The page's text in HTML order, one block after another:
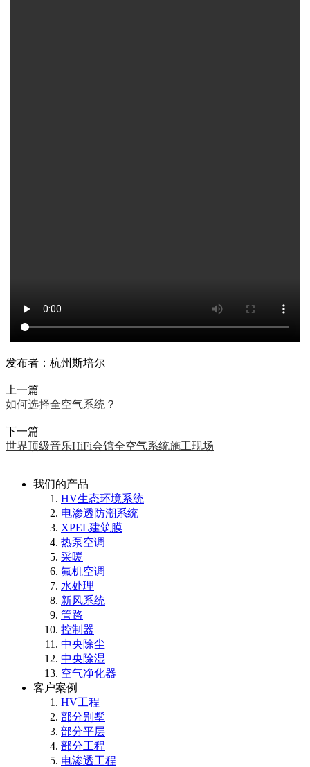
发布者：杭州斯培尔
上一篇
如何选择全空气系统？
下一篇
世界顶级音乐HiFi会馆全空气系统施工现场
我们的产品
HV生态环境系统
电渗透防潮系统
XPEL建筑膜
热泵空调
采暖
氟机空调
水处理
新风系统
管路
控制器
中央除尘
中央除湿
空气净化器
客户案例
HV工程
部分别墅
部分平层
部分工程
电渗透工程